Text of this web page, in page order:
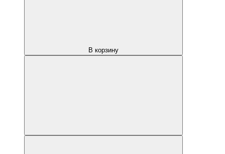
В корзину